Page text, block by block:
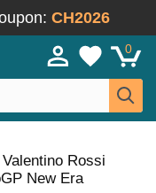
CH2026
0
Rossi
New Era